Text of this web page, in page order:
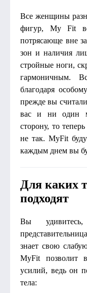
Все женщины
фигур, My Fit
потрясающе вне
зон и наличия
стройные ноги,
гармоничным.
благодаря
прежде вы
вас и ни один
сторону, то
не так. MyFit
каждым днем вы
Для каких
подходят
Вы
знает свою
MyFit позволит
усилий, ведь он
тела: